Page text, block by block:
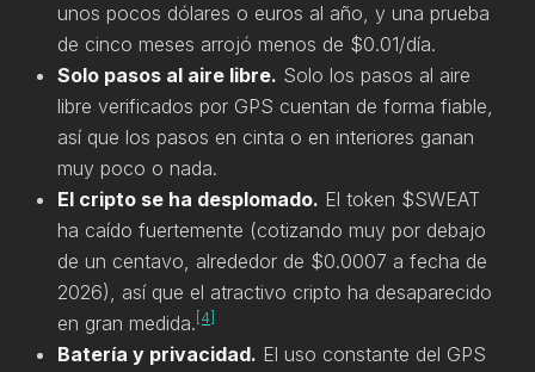
unos pocos dólares o euros al año, y una prueba
de cinco meses arrojó menos de $0.01/día.
Solo pasos al aire libre. Solo los pasos al aire
libre verificados por GPS cuentan de forma fiable,
así que los pasos en cinta o en interiores ganan
muy poco o nada.
El cripto se ha desplomado. El token $SWEAT
ha caído fuertemente (cotizando muy por debajo
de un centavo, alrededor de $0.0007 a fecha de
2026), así que el atractivo cripto ha desaparecido
en gran medida. [4]
Batería y privacidad. El uso constante del GPS